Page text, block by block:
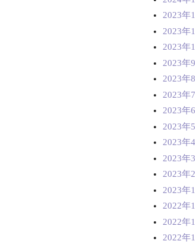
2023年
2023年
2023年
2023年
2023年
2023年
2023年
2023年
2023年
2023年
2023年
2023年
2022年
2022年
2022年